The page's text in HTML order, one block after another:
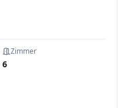
Zimmer
6